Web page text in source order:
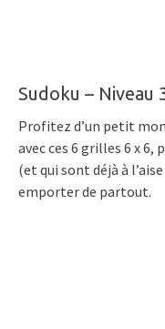
Sudoku – Niveau
Profitez d’un petit
avec ces 6 grilles 6 x
(et qui sont déjà à
emporter de partout.